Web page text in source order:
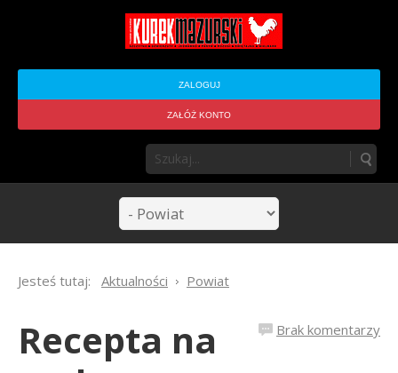
ZALOGUJ
ZAŁÓŻ KONTO
Jesteś tutaj: Aktualności Powiat
Brak komentarzy
Recepta na